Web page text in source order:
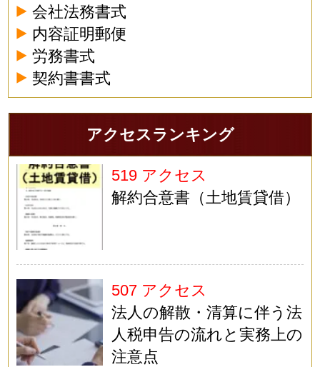
会社法務書式
内容証明郵便
労務書式
契約書書式
アクセスランキング
519 アクセス
解約合意書（土地賃貸借）
507 アクセス
法人の解散・清算に伴う法
人税申告の流れと実務上の
注意点